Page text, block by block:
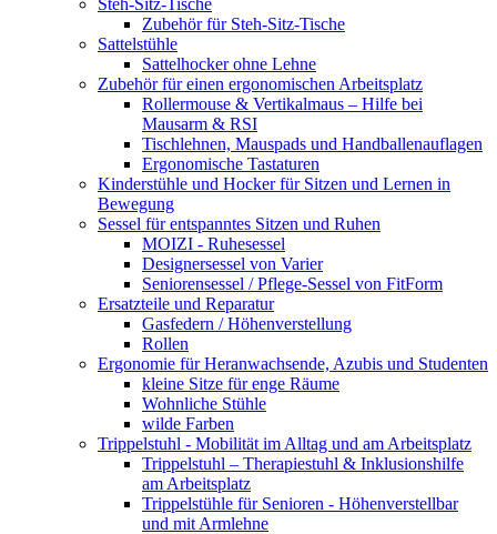
Steh-Sitz-Tische
Zubehör für Steh-Sitz-Tische
Sattelstühle
Sattelhocker ohne Lehne
Zubehör für einen ergonomischen Arbeitsplatz
Rollermouse & Vertikalmaus – Hilfe bei
Mausarm & RSI
Tischlehnen, Mauspads und Handballenauflagen
Ergonomische Tastaturen
Kinderstühle und Hocker für Sitzen und Lernen in
Bewegung
Sessel für entspanntes Sitzen und Ruhen
MOIZI - Ruhesessel
Designersessel von Varier
Seniorensessel / Pflege-Sessel von FitForm
Ersatzteile und Reparatur
Gasfedern / Höhenverstellung
Rollen
Ergonomie für Heranwachsende, Azubis und Studenten
kleine Sitze für enge Räume
Wohnliche Stühle
wilde Farben
Trippelstuhl - Mobilität im Alltag und am Arbeitsplatz
Trippelstuhl – Therapiestuhl & Inklusionshilfe
am Arbeitsplatz
Trippelstühle für Senioren - Höhenverstellbar
und mit Armlehne